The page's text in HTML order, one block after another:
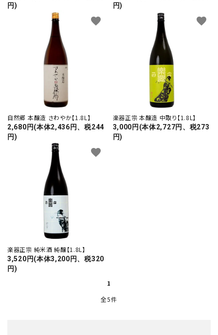
ガイドライン
プライバシーポリシー
特定商取引法について
お問い合わせ
0242-22-1076
営業時間 - 9:00～19:00
円)
円)
自然郷 本醸造 さわやか【1.8L】
2,680円(本体2,436円、税244
円)
favorite
楽器正宗 本醸造 中取り【1.8L】
3,000円(本体2,727円、税273
円)
favorite
楽器正宗 純米酒 純醸【1.8L】
3,520円(本体3,200円、税320
円)
favorite
1
全5件